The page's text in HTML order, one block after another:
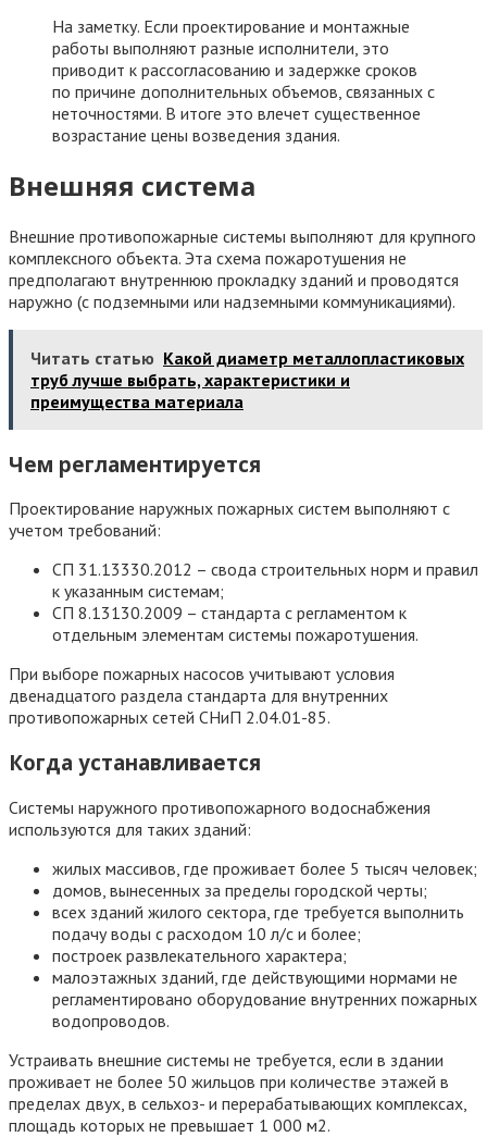
На заметку. Если проектирование и монтажные
работы выполняют разные исполнители, это
приводит к рассогласованию и задержке сроков
по причине дополнительных объемов, связанных с
неточностями. В итоге это влечет существенное
возрастание цены возведения здания.
Внешняя система
Внешние противопожарные системы выполняют для крупного
комплексного объекта. Эта схема пожаротушения не
предполагают внутреннюю прокладку зданий и проводятся
наружно (с подземными или надземными коммуникациями).
Читать статью Какой диаметр металлопластиковых
труб лучше выбрать, характеристики и
преимущества материала
Чем регламентируется
Проектирование наружных пожарных систем выполняют с
учетом требований:
СП 31.13330.2012 – свода строительных норм и правил
к указанным системам;
СП 8.13130.2009 – стандарта с регламентом к
отдельным элементам системы пожаротушения.
При выборе пожарных насосов учитывают условия
двенадцатого раздела стандарта для внутренних
противопожарных сетей СНиП 2.04.01-85.
Когда устанавливается
Системы наружного противопожарного водоснабжения
используются для таких зданий:
жилых массивов, где проживает более 5 тысяч человек;
домов, вынесенных за пределы городской черты;
всех зданий жилого сектора, где требуется выполнить
подачу воды с расходом 10 л/с и более;
построек развлекательного характера;
малоэтажных зданий, где действующими нормами не
регламентировано оборудование внутренних пожарных
водопроводов.
Устраивать внешние системы не требуется, если в здании
проживает не более 50 жильцов при количестве этажей в
пределах двух, в сельхоз- и перерабатывающих комплексах,
площадь которых не превышает 1 000 м2.